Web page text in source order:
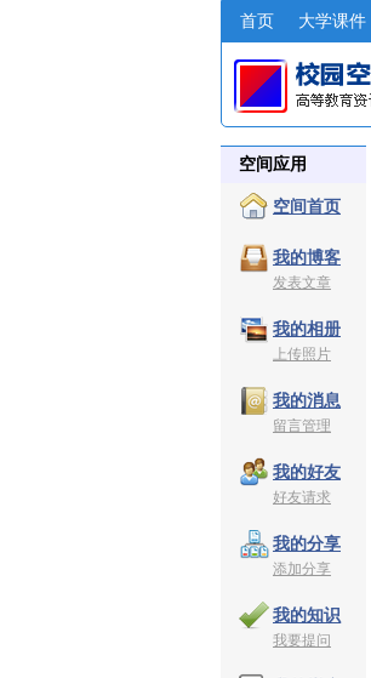
首页 大学课件
空间应用
空间首页
我的博客
发表文章
我的相册
上传照片
我的消息
留言管理
我的好友
好友请求
我的分享
添加分享
我的知识
我要提问